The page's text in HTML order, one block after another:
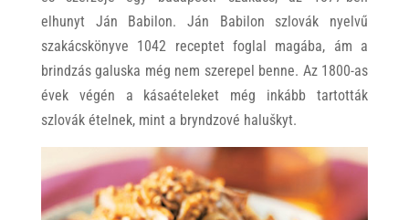
elhunyt Ján Babilon. Ján Babilon szlovák nyelvű
szakácskönyve 1042 receptet foglal magába, ám a
brindzás galuska még nem szerepel benne. Az 1800-as
évek végén a kásaételeket még inkább tartották
szlovák ételnek, mint a bryndzové haluškyt.